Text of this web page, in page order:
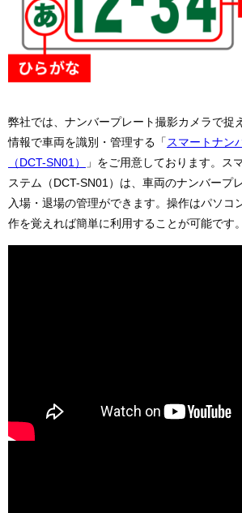
弊社では、ナンバープレート撮影カメラで捉
情報で車両を識別・管理する「 スマートナン
（DCT-SN01）
」をご用意しております。ス
ステム（DCT-SN01）は、車両のナンバープ
入場・退場の管理ができます。操作はパソコ
作を覚えれば簡単に利用することが可能です。